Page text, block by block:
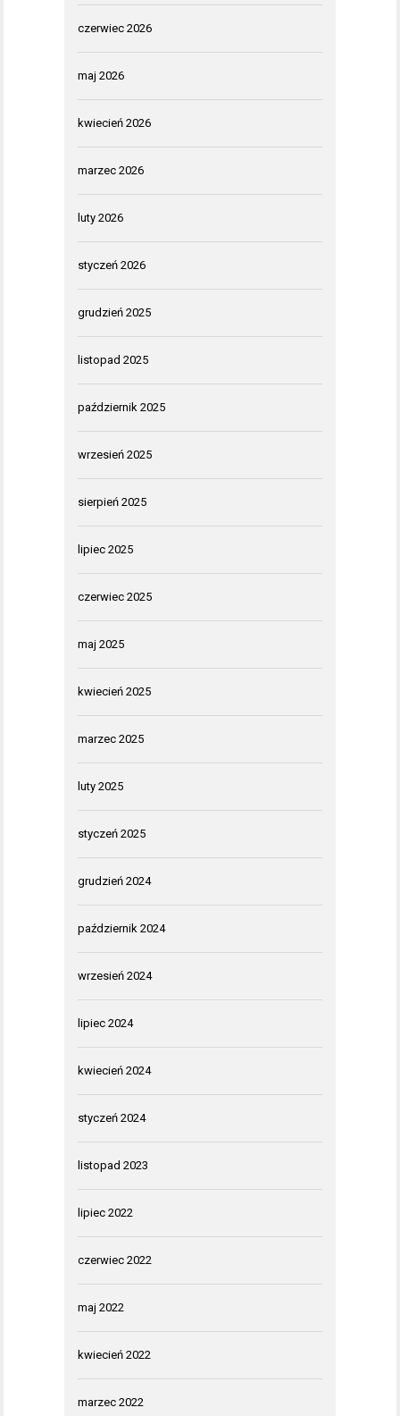
czerwiec 2026
maj 2026
kwiecień 2026
marzec 2026
luty 2026
styczeń 2026
grudzień 2025
listopad 2025
październik 2025
wrzesień 2025
sierpień 2025
lipiec 2025
czerwiec 2025
maj 2025
kwiecień 2025
marzec 2025
luty 2025
styczeń 2025
grudzień 2024
październik 2024
wrzesień 2024
lipiec 2024
kwiecień 2024
styczeń 2024
listopad 2023
lipiec 2022
czerwiec 2022
maj 2022
kwiecień 2022
marzec 2022